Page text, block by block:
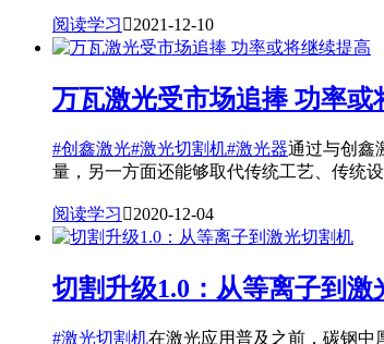
阅读学习 2021-12-10
万瓦激光受市场追捧 功率或
#创鑫激光#激光切割机#激光器通过与创鑫
量，另一方面还能够取代传统工艺、传统
阅读学习 2020-12-04
切割升级1.0：从等离子到激
#激光切割机在激光应用普及之前，碳钢中